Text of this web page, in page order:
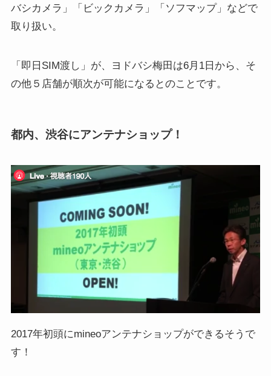
バシカメラ」「ビックカメラ」「ソフマップ」などで
取り扱い。
「即日SIM渡し」が、ヨドバシ梅田は6月1日から、そ
の他５店舗が順次が可能になるとのことです。
都内、渋谷にアンテナショップ！
2017年初頭にmineoアンテナショップができるそうで
す！